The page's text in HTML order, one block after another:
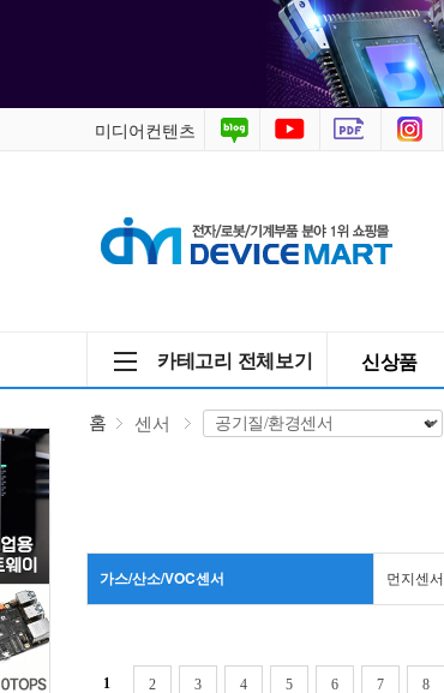
센
서
>
가
스/
미디어컨텐츠
카테고리 전체보기 신상품
홈 센서
가스/산소/VOC센서 먼지센서
1 2 3 4 5 6 7 8